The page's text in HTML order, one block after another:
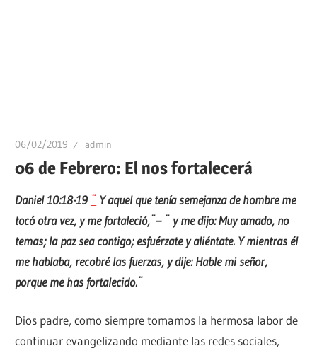
06/02/2019 admin
06 de Febrero: El nos fortalecerá
Daniel 10:18-19 ¨ Y aquel que tenía semejanza de hombre me
tocó otra vez, y me fortaleció,¨– ¨ y me dijo: Muy amado, no
temas; la paz sea contigo; esfuérzate y aliéntate. Y mientras él
me hablaba, recobré las fuerzas, y dije: Hable mi señor,
porque me has fortalecido.¨
Dios padre, como siempre tomamos la hermosa labor de
continuar evangelizando mediante las redes sociales,